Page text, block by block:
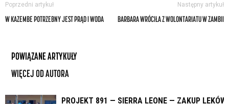
Poprzedni artykuł
W KAZEMBE POTRZEBNY JEST PRĄD I WODA
Następny artykuł
BARBARA WRÓCIŁA Z WOLONTARIATU W ZAMBII
POWIĄZANE ARTYKUŁY
WIĘCEJ OD AUTORA
PROJEKT 891 — SIERRA LEONE — ZAKUP LEKÓW